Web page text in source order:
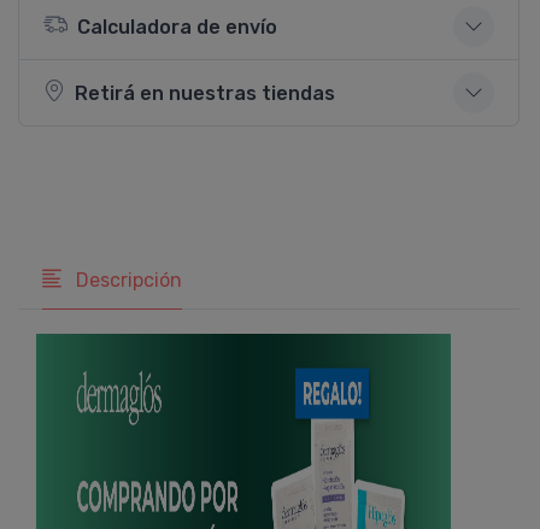
Calculadora de envío
Retirá en nuestras tiendas
Descripción